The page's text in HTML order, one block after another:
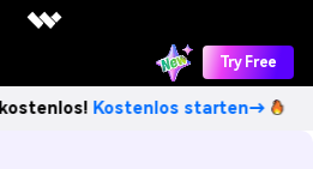
Try Free
Kostenlos starten→